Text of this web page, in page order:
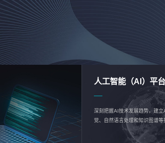
人工智能（AI）平台
深刻把握AI技术发展趋势，建
觉、自然语言处理和知识图谱等
续优化企业数智化转型加速器